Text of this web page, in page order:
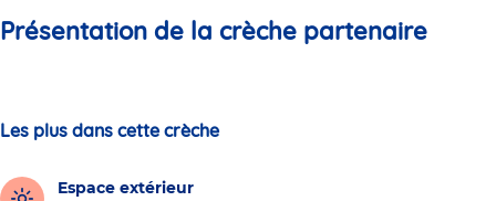
Présentation de la crèche partenaire
Les plus dans cette crèche
Espace extérieur